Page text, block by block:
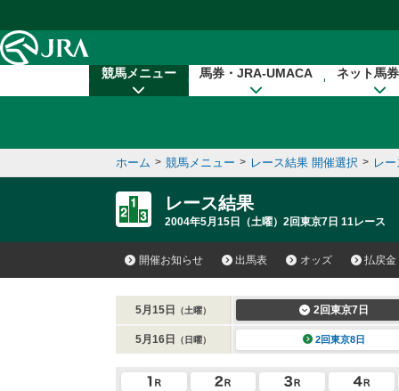
競馬メニュー 馬券・JRA-UMACA ネット馬
ホーム > 競馬メニュー > レース結果 開催選択 > レ
レース結果
2004年5月15日（土曜）2回東京7日 11レース
開催お知らせ 出馬表 オッズ 払戻金
5月15日 （土曜） 2回東京7日
5月16日 （日曜） 2回東京8日